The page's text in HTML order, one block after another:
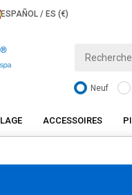
ESPAÑOL / ES (€)
Neuf
ACCESSOIRES